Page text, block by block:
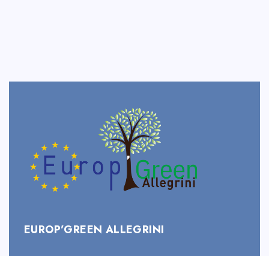
EUROP’GREEN ALLEGRINI